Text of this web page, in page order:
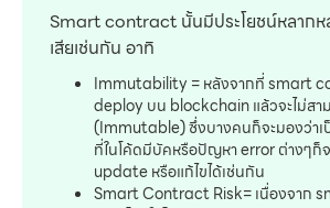
Smart contract นั้นมีประโยชน์หลาก
เสียเช่นกัน อาทิ
Immutability = หลังจากที่ smart
deploy บน blockchain แล้วจะไม่สา
(Immutable) ซึ่งบางคนก็จะมองว่า
ที่ในโค้ดมีบัคหรือปัญหา error ต่างๆก็จ
update หรือแก้ไขได้เช่นกัน
Smart Contract Risk= เนื่องจาก